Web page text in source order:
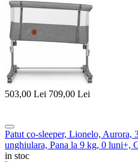
503,00 Lei 709,00 Lei
Patut co-sleeper, Lionelo, Aurora,
unghiulara, Pana la 9 kg, 0 luni+,
in stoc